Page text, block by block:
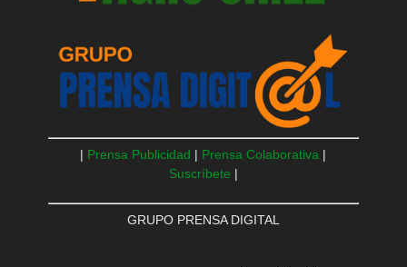
| Prensa Publicidad | Prensa Colaborativa |
Suscríbete |
GRUPO PRENSA DIGITAL